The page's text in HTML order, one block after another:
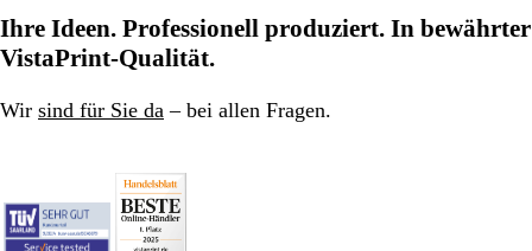
Seite
Seite
Seite
Ihre Ideen. Professionell produziert. In bewährter
VistaPrint-Qualität.
Wir sind für Sie da – bei allen Fragen.